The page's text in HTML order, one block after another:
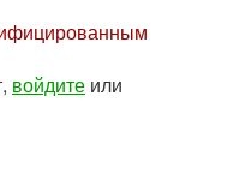
войдите или